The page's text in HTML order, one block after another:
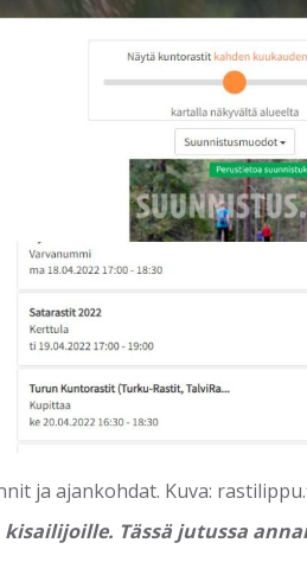
ja ajankohdat. Kuva:
Tässä jutussa